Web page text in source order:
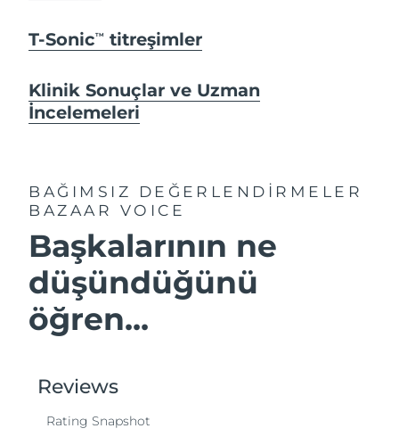
T-SonicTM titreşimler
Klinik Sonuçlar ve Uzman
İncelemeleri
BAĞIMSIZ DEĞERLENDİRMELER
BAZAAR VOICE
Başkalarının ne
düşündüğünü
öğren...